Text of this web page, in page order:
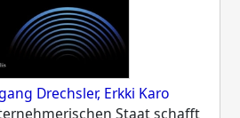
Drechsler, Erkki Karo
Staat schafft